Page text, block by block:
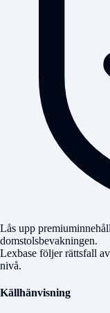
Lås upp
domstolsbevakningen.
Lexbase följer rättsfall
nivå.
Källhänvisning